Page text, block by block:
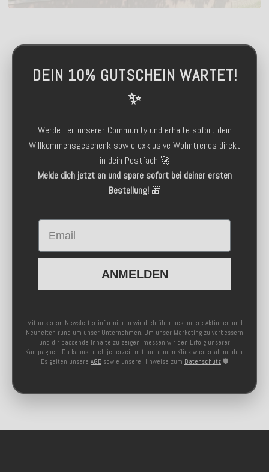
DEIN 10% GUTSCHEIN WARTET!
✨
Werde Teil unserer Community und erhalte sofort dein
Willkommensgeschenk sowie exklusive Wohntrends direkt
in dein Postfach 🚀
Melde dich jetzt an und spare sofort bei deiner ersten
Bestellung!🎁
Email
ANMELDEN
Mit unserem Newsletter informieren wir dich über besondere Aktionen und
Neuheiten rund um unser Unternehmen. Um unser Marketing zu verbessern
und dir passende Inhalte zu zeigen, messen wir den Erfolg unserer
Kampagnen. Du kannst dich jederzeit mit nur einem Klick wieder abmelden.
Es gelten unsere AGB sowie unsere Hinweise zum Datenschutz 🛡️